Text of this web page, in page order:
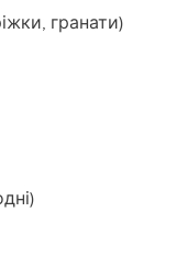
гранати)